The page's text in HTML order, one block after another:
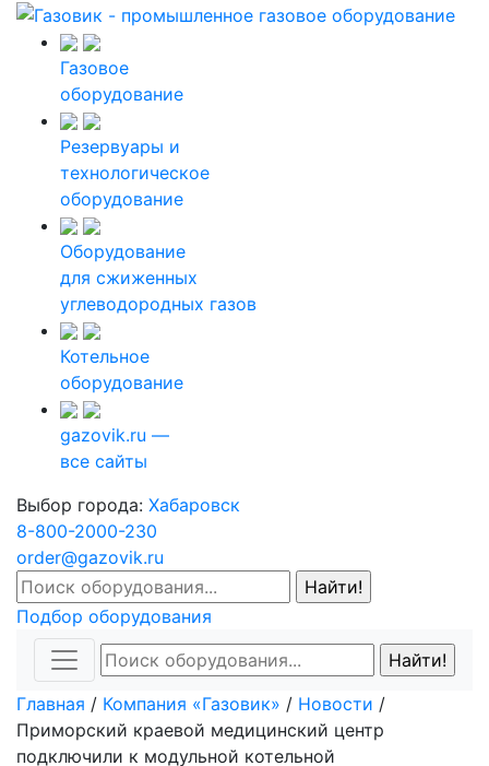
Газовое
оборудование
Резервуары и
технологическое
оборудование
Оборудование
для сжиженных
углеводородных газов
Котельное
оборудование
gazovik.ru —
все сайты
Выбор города: Хабаровск
8-800-2000-230
order@gazovik.ru
Подбор оборудования
Главная / Компания «Газовик» / Новости /
Приморский краевой медицинский центр
подключили к модульной котельной